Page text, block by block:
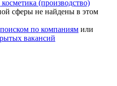
(производство)
сферы не найдены в этом
поиском по компаниям или
вакансий